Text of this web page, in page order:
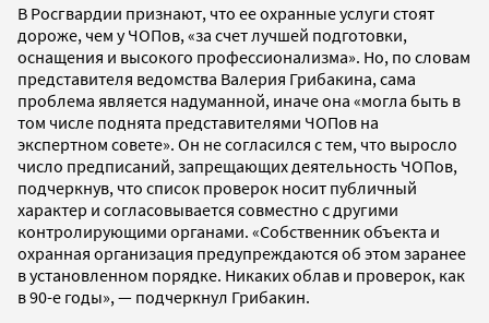
В Росгвардии признают, что ее охранные услуги стоят
дороже, чем у ЧОПов, «за счет лучшей подготовки,
оснащения и высокого профессионализма». Но, по словам
представителя ведомства Валерия Грибакина, сама
проблема является надуманной, иначе она «могла быть в
том числе поднята представителями ЧОПов на
экспертном совете». Он не согласился с тем, что выросло
число предписаний, запрещающих деятельность ЧОПов,
подчеркнув, что список проверок носит публичный
характер и согласовывается совместно с другими
контролирующими органами. «Собственник объекта и
охранная организация предупреждаются об этом заранее
в установленном порядке. Никаких облав и проверок, как
в 90-е годы», — подчеркнул Грибакин.